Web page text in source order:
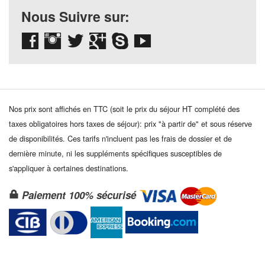
Nous Suivre sur:
Nos prix sont affichés en TTC (soit le prix du séjour HT complété des
taxes obligatoires hors taxes de séjour): prix "à partir de" et sous réserve
de disponibilités. Ces tarifs n'incluent pas les frais de dossier et de
dernière minute, ni les suppléments spécifiques susceptibles de
s'appliquer à certaines destinations.
Paiement 100% sécurisé